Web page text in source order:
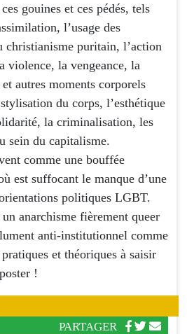
gouines et ces pédés, tels
l’usage des
christianisme puritain, l’action
violence, la vengeance, la
autres moments corporels
du corps, l’esthétique
la criminalisation, les
sein du capitalisme.
comme une bouffée
est suffocant le manque d’une
politiques LGBT.
anarchisme fièrement queer
anti-institutionnel comme
et théoriques à saisir
!
PARTAGER